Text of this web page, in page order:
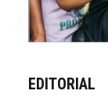
EDITORIAL